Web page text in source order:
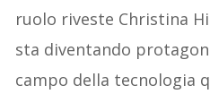
ruolo riveste Christina
sta diventando
campo della tecnologia